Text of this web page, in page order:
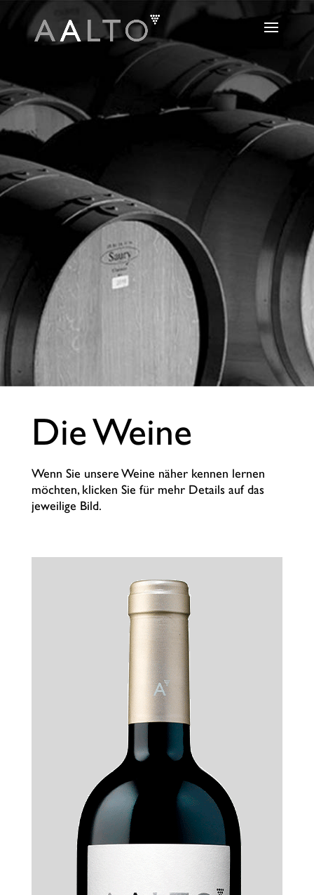
Die Weine
Wenn Sie unsere Weine näher kennen lernen
möchten, klicken Sie für mehr Details auf das
jeweilige Bild.